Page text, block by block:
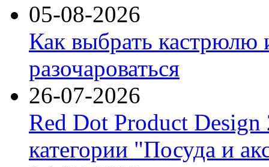
05-08-2026
Как выбрать кастрюлю
разочароваться
26-07-2026
Red Dot Product Design
категории "Посуда и